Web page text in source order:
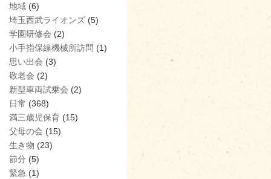
地域 (6)
埼玉西武ライオンズ (5)
学園研修会 (2)
小手指保線機械所訪問 (1)
思い出会 (3)
敬老会 (2)
新型車両試乗会 (2)
日常 (368)
満三歳児保育 (15)
父母の会 (15)
生き物 (23)
節分 (5)
緊急 (1)